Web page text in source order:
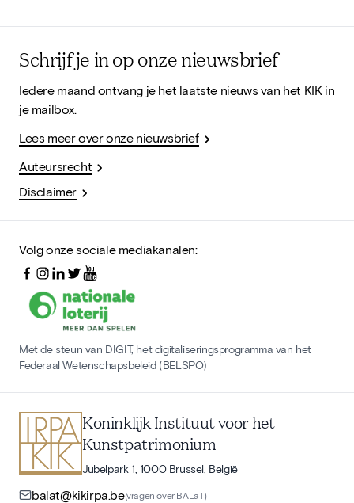
Schrijf je in op onze nieuwsbrief
Iedere maand ontvang je het laatste nieuws van het KIK in
je mailbox.
Lees meer over onze nieuwsbrief
Auteursrecht
Disclaimer
Volg onze sociale mediakanalen:
Met de steun van DIGIT, het digitaliseringsprogramma van het
Federaal Wetenschapsbeleid (BELSPO)
Koninklijk Instituut voor het
Kunstpatrimonium
Jubelpark 1, 1000 Brussel, België
balat@kikirpa.be(vragen over BALaT)